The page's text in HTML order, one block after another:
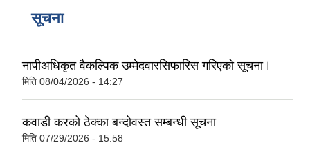
सूचना
नापीअधिकृत वैकल्पिक उम्मेदवारसिफारिस गरिएको सूचना।
मिति 08/04/2026 - 14:27
कवाडी करको ठेक्का बन्दोवस्त सम्बन्धी सूचना
मिति 07/29/2026 - 15:58